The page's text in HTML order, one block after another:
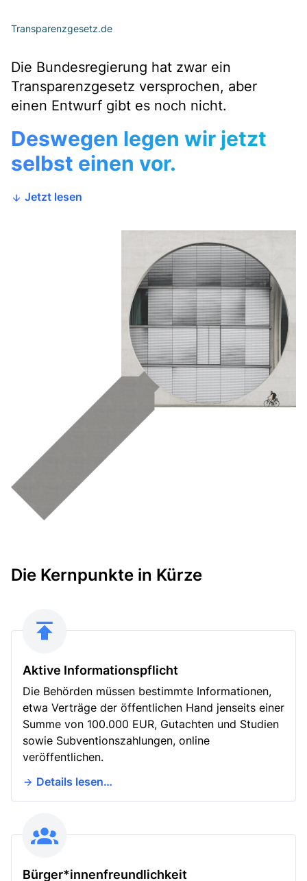
Transparenzgesetz.de
Die Bundesregierung hat zwar ein
Transparenzgesetz versprochen, aber
einen Entwurf gibt es noch nicht.
Deswegen legen wir jetzt
selbst einen vor.
Jetzt lesen
Die Kernpunkte in Kürze
Aktive Informationspflicht
Die Behörden müssen bestimmte Informationen,
etwa Verträge der öffentlichen Hand jenseits einer
Summe von 100.000 EUR, Gutachten und Studien
sowie Subventionszahlungen, online
veröffentlichen.
Details lesen…
Bürger*innenfreundlichkeit